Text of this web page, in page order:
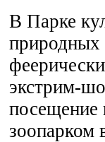
В Парке
природных
экстрим-
посещение
зоопарком